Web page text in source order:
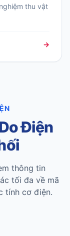
thu vật
→
Điện
thông tin
tối đa về mã
tính cơ điện.